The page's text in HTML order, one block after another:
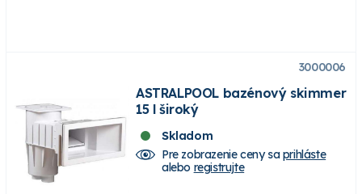
3000006
ASTRALPOOL bazénový skimmer
15 l široký
Skladom
Pre zobrazenie ceny saprihláste
alebo registrujte